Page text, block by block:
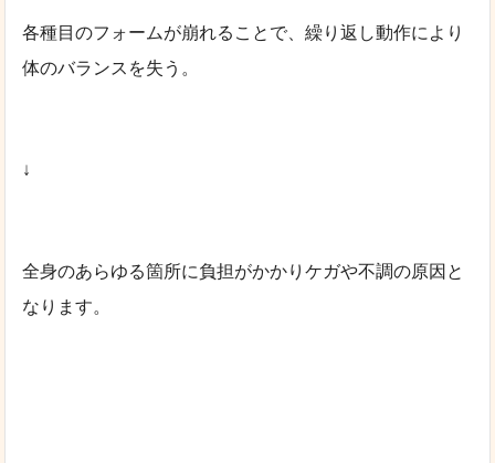
各種目のフォームが崩れることで、繰り返し動作により
体のバランスを失う。
↓
全身のあらゆる箇所に負担がかかりケガや不調の原因と
なります。